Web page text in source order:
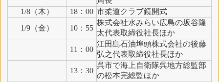
1/8（木）
18：00 市柔道クラブ鏡開式
1/9（金）
10：55
株式会社水みらい広島の坂谷隆
太代表取締役社長ほか
11：00
江田島石油埠頭株式会社の後藤
弘之代表取締役社長ほか
13：30
呉市で海上自衛隊呉地方総監部
の松本完総監ほか